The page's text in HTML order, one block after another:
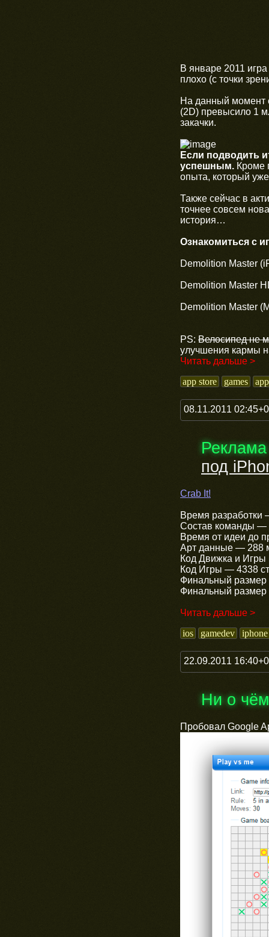
В январе 2011
плохо (с точки
На данный момент
(2D) превысило 1
закачки.
Если подводить
успешным. Кроме
опыта, который
Также сейчас в
точнее совсем
история…
Ознакомиться с
Demolition Master
Demolition Master
Demolition Master
PS: Велосипед не
улучшения кармы
Читать дальше >
app store
games
08.11.2011
Реклама
под
Crab It!
Время разработки
Состав команды —
Время от идеи до
Арт данные — 288
Код Движка и Игры
Код Игры — 4338
Финальный размер
Финальный размер
Читать дальше >
ios
gamedev iphone
22.09.2011
Ни о чём
Пробовал Google